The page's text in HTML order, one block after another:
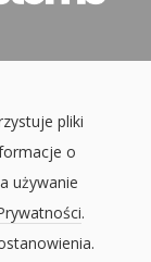
pliki
o
używanie
.